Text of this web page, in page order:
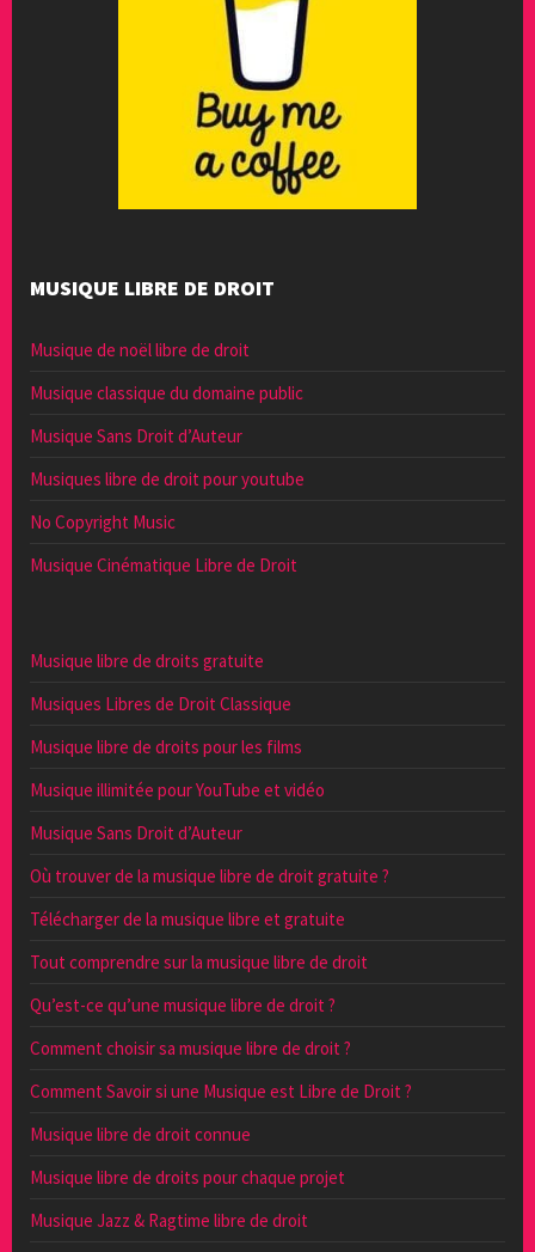
MUSIQUE LIBRE DE DROIT
Musique de noël libre de droit
Musique classique du domaine public
Musique Sans Droit d’Auteur
Musiques libre de droit pour youtube
No Copyright Music
Musique Cinématique Libre de Droit
Musique libre de droits gratuite
Musiques Libres de Droit Classique
Musique libre de droits pour les films
Musique illimitée pour YouTube et vidéo
Musique Sans Droit d’Auteur
Où trouver de la musique libre de droit gratuite ?
Télécharger de la musique libre et gratuite
Tout comprendre sur la musique libre de droit
Qu’est-ce qu’une musique libre de droit ?
Comment choisir sa musique libre de droit ?
Comment Savoir si une Musique est Libre de Droit ?
Musique libre de droit connue
Musique libre de droits pour chaque projet
Musique Jazz & Ragtime libre de droit